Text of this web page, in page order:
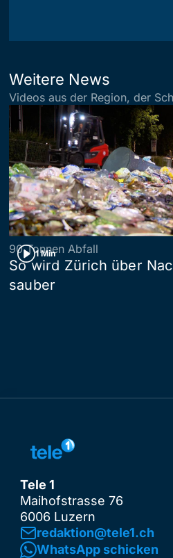
Weitere News
Videos aus der Region, der
1 Min
90 Tonnen Abfall
So wird Zürich über
sauber
Tele 1
Maihofstrasse 76
6006 Luzern
redaktion@tele1.ch
WhatsApp schicken